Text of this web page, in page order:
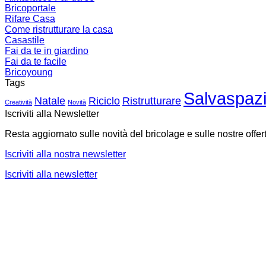
Bricoportale
Rifare Casa
Come ristrutturare la casa
Casastile
Fai da te in giardino
Fai da te facile
Bricoyoung
Tags
Creatività Natale Novità Riciclo Ristrutturare
Iscriviti alla Newsletter
Resta aggiornato sulle novità del bricolage e sulle nostre
Iscriviti alla nostra newsletter
Iscriviti alla newsletter